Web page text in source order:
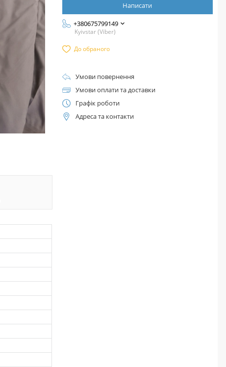
Написати
+380675799149
Kyivstar (Viber)
До обраного
Умови повернення
Умови оплати та доставки
Графік роботи
Адреса та контакти